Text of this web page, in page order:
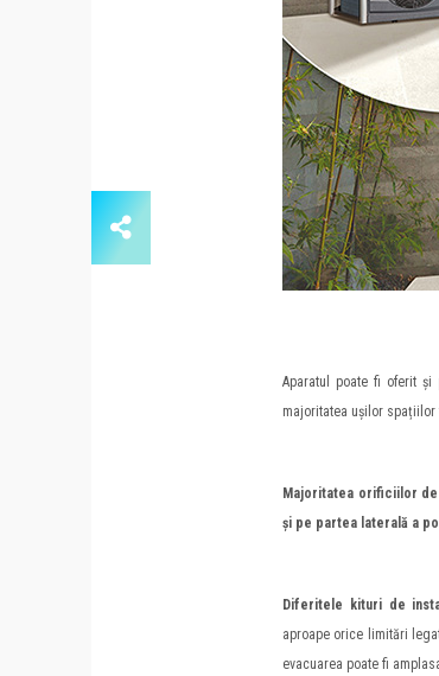
Aparatul poate fi oferit și
majoritatea ușilor
Majoritatea orificiilor
și pe partea laterală a
Diferitele kituri de
aproape orice limitări
evacuarea poate fi